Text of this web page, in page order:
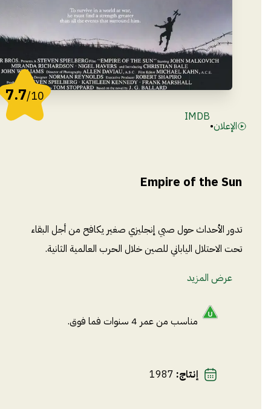
7.7/10
الإعلان•
IMDB
Empire of the Sun
تدور الأحداث حول صبي إنجليزي صغير يكافح من أجل البقاء
تحت الاحتلال الياباني للصين خلال الحرب العالمية الثانية.
عرض المزيد
مناسب من عمر 4 سنوات فما فوق.
إنتاج:
1987